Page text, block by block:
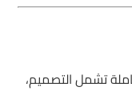
تشمل التصميم،